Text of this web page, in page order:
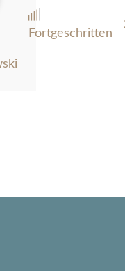
Fortgeschritten